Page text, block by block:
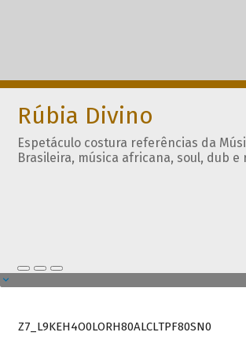
Rúbia Divino
Espetáculo costura referências da
Brasileira, música africana, soul, dub e
Z7_L9KEH4O0LORH80ALCLTPF80SN0